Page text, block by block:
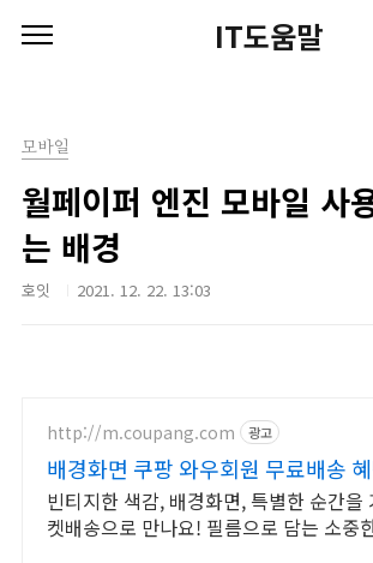
IT도움말
모바일
월페이퍼 엔진 모바일 사
는 배경
호잇 2021. 12. 22. 13:03
http://m.coupang.com 광고
배경화면 쿠팡 와우회원 무료배송
빈티지한 색감, 배경화면, 특별한 순간을
켓배송으로 만나요! 필름으로 담는 소중